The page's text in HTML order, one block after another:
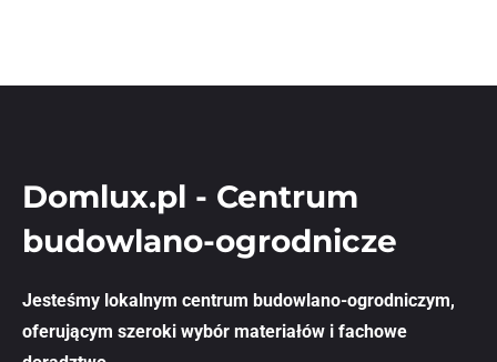
Domlux.pl - Centrum
budowlano-ogrodnicze
Jesteśmy lokalnym centrum budowlano-ogrodniczym,
oferującym szeroki wybór materiałów i fachowe